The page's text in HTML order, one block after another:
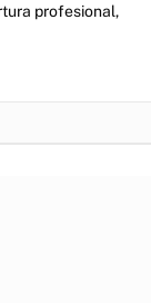
profesional,